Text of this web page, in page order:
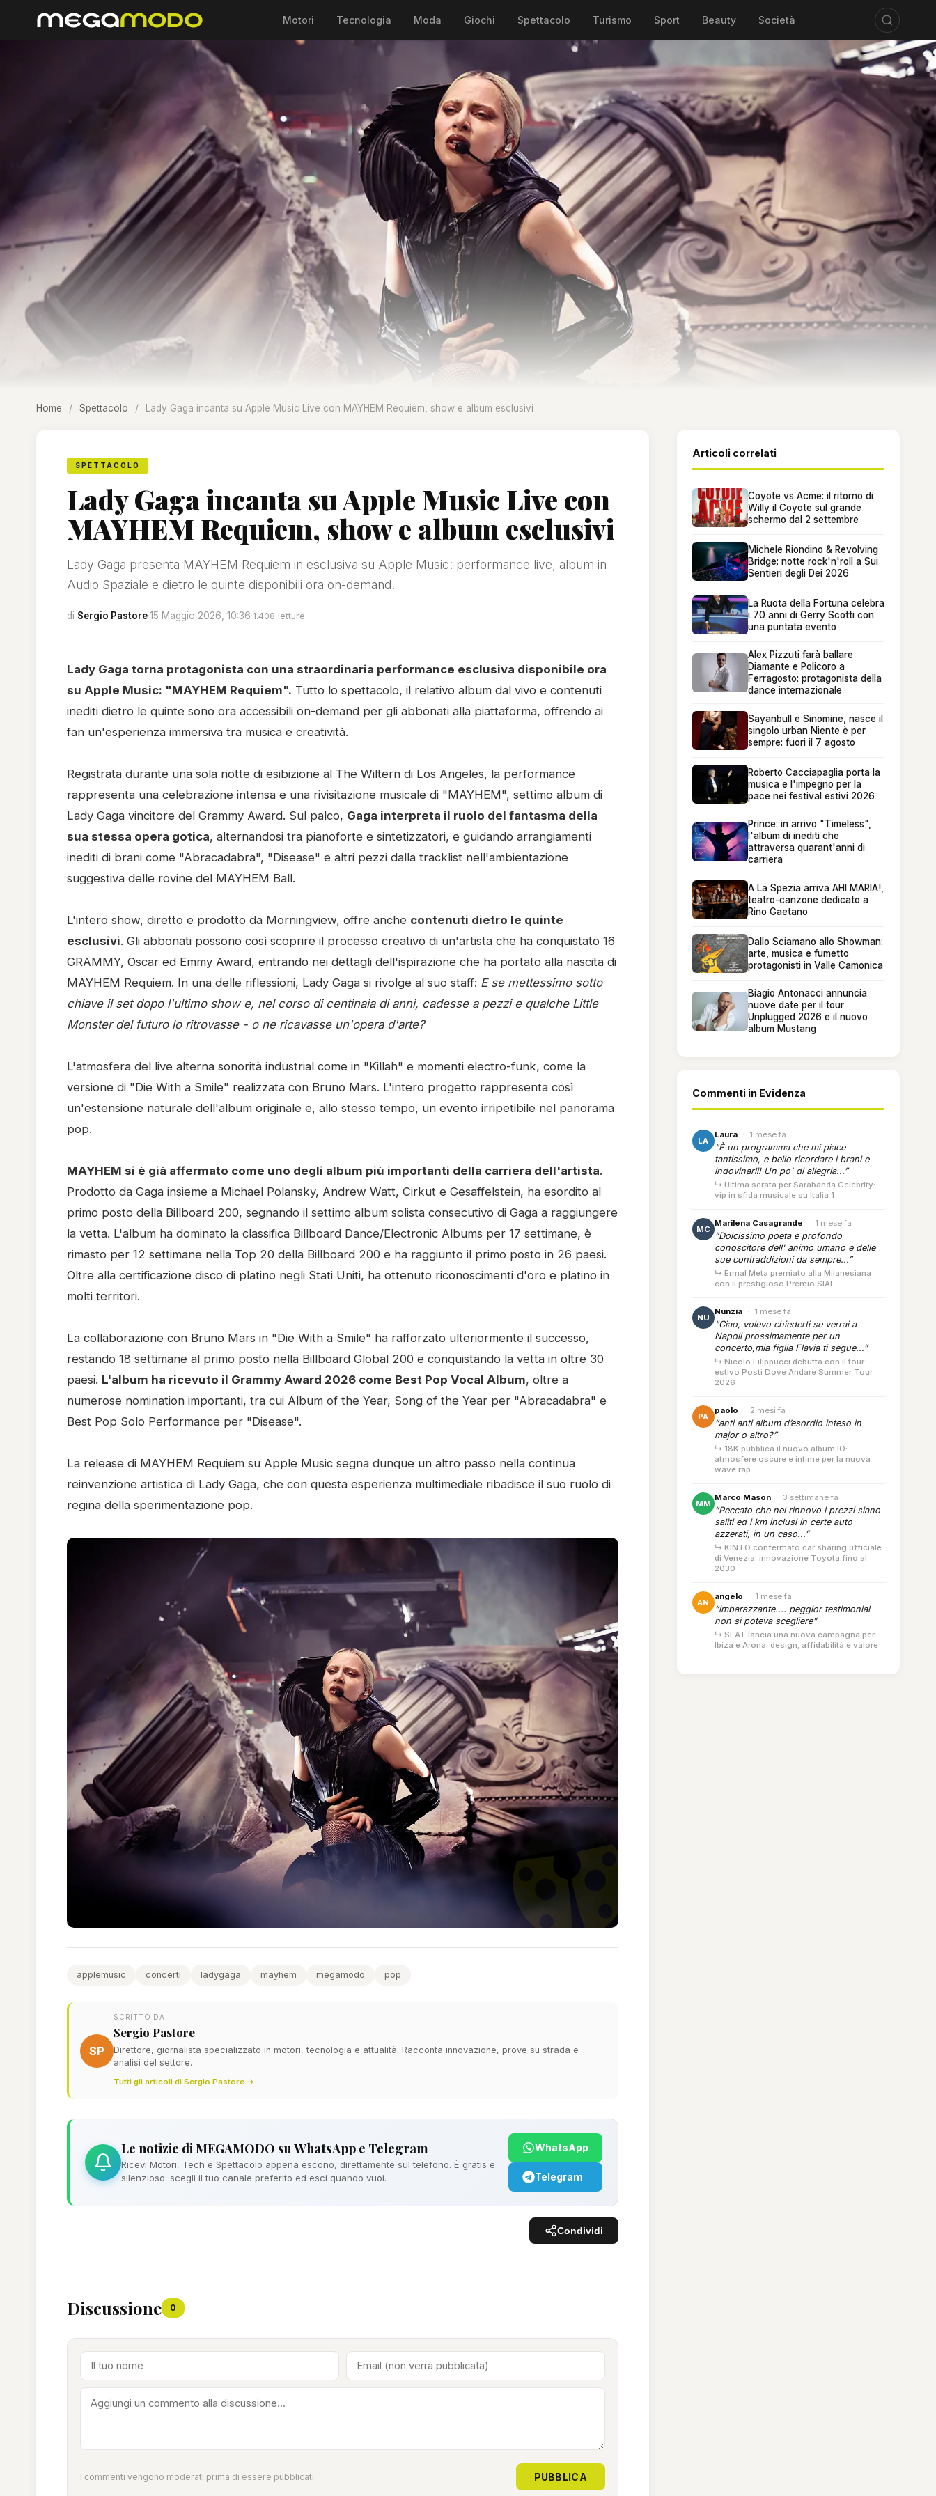
Motori Tecnologia Moda Giochi Spettacolo Turismo Sport Beauty Società
Home / Spettacolo / Lady Gaga incanta su Apple Music Live con MAYHEM Requiem, show e album esclusivi
SPETTACOLO
Lady Gaga incanta su Apple Music Live con
MAYHEM Requiem, show e album esclusivi
Lady Gaga presenta MAYHEM Requiem in esclusiva su Apple Music: performance live, album in
Audio Spaziale e dietro le quinte disponibili ora on-demand.
di Sergio Pastore·15 Maggio 2026, 10:36·1.408 letture
Lady Gaga torna protagonista con una straordinaria performance esclusiva disponibile ora
su Apple Music: "MAYHEM Requiem". Tutto lo spettacolo, il relativo album dal vivo e contenuti
inediti dietro le quinte sono ora accessibili on-demand per gli abbonati alla piattaforma, offrendo ai
fan un'esperienza immersiva tra musica e creatività.
Registrata durante una sola notte di esibizione al The Wiltern di Los Angeles, la performance
rappresenta una celebrazione intensa e una rivisitazione musicale di "MAYHEM", settimo album di
Lady Gaga vincitore del Grammy Award. Sul palco, Gaga interpreta il ruolo del fantasma della
sua stessa opera gotica, alternandosi tra pianoforte e sintetizzatori, e guidando arrangiamenti
inediti di brani come "Abracadabra", "Disease" e altri pezzi dalla tracklist nell'ambientazione
suggestiva delle rovine del MAYHEM Ball.
L'intero show, diretto e prodotto da Morningview, offre anche contenuti dietro le quinte
esclusivi. Gli abbonati possono così scoprire il processo creativo di un'artista che ha conquistato 16
GRAMMY, Oscar ed Emmy Award, entrando nei dettagli dell'ispirazione che ha portato alla nascita di
MAYHEM Requiem. In una delle riflessioni, Lady Gaga si rivolge al suo staff: E se mettessimo sotto
chiave il set dopo l'ultimo show e, nel corso di centinaia di anni, cadesse a pezzi e qualche Little
Monster del futuro lo ritrovasse - o ne ricavasse un'opera d'arte?
L'atmosfera del live alterna sonorità industrial come in "Killah" e momenti electro-funk, come la
versione di "Die With a Smile" realizzata con Bruno Mars. L'intero progetto rappresenta così
un'estensione naturale dell'album originale e, allo stesso tempo, un evento irripetibile nel panorama
pop.
MAYHEM si è già affermato come uno degli album più importanti della carriera dell'artista.
Prodotto da Gaga insieme a Michael Polansky, Andrew Watt, Cirkut e Gesaffelstein, ha esordito al
primo posto della Billboard 200, segnando il settimo album solista consecutivo di Gaga a raggiungere
la vetta. L'album ha dominato la classifica Billboard Dance/Electronic Albums per 17 settimane, è
rimasto per 12 settimane nella Top 20 della Billboard 200 e ha raggiunto il primo posto in 26 paesi.
Oltre alla certificazione disco di platino negli Stati Uniti, ha ottenuto riconoscimenti d'oro e platino in
molti territori.
La collaborazione con Bruno Mars in "Die With a Smile" ha rafforzato ulteriormente il successo,
restando 18 settimane al primo posto nella Billboard Global 200 e conquistando la vetta in oltre 30
paesi. L'album ha ricevuto il Grammy Award 2026 come Best Pop Vocal Album, oltre a
numerose nomination importanti, tra cui Album of the Year, Song of the Year per "Abracadabra" e
Best Pop Solo Performance per "Disease".
La release di MAYHEM Requiem su Apple Music segna dunque un altro passo nella continua
reinvenzione artistica di Lady Gaga, che con questa esperienza multimediale ribadisce il suo ruolo di
regina della sperimentazione pop.
applemusic concerti ladygaga mayhem megamodo pop
SP
SCRITTO DA
Sergio Pastore
Direttore, giornalista specializzato in motori, tecnologia e attualità. Racconta innovazione, prove su strada e
analisi del settore.
Tutti gli articoli di Sergio Pastore →
Le notizie di MEGAMODO su WhatsApp e Telegram
Ricevi Motori, Tech e Spettacolo appena escono, direttamente sul telefono. È gratis e
silenzioso: scegli il tuo canale preferito ed esci quando vuoi.
WhatsApp
Telegram
Condividi
Discussione 0
I commenti vengono moderati prima di essere pubblicati. PUBBLICA
Articoli correlati
Coyote vs Acme: il ritorno di
Willy il Coyote sul grande
schermo dal 2 settembre
Michele Riondino & Revolving
Bridge: notte rock'n'roll a Sui
Sentieri degli Dei 2026
La Ruota della Fortuna celebra
i 70 anni di Gerry Scotti con
una puntata evento
Alex Pizzuti farà ballare
Diamante e Policoro a
Ferragosto: protagonista della
dance internazionale
Sayanbull e Sinomine, nasce il
singolo urban Niente è per
sempre: fuori il 7 agosto
Roberto Cacciapaglia porta la
musica e l'impegno per la
pace nei festival estivi 2026
Prince: in arrivo "Timeless",
l'album di inediti che
attraversa quarant'anni di
carriera
A La Spezia arriva AHI MARIA!,
teatro-canzone dedicato a
Rino Gaetano
Dallo Sciamano allo Showman:
arte, musica e fumetto
protagonisti in Valle Camonica
Biagio Antonacci annuncia
nuove date per il tour
Unplugged 2026 e il nuovo
album Mustang
Commenti in Evidenza
LA
Laura · 1 mese fa
“È un programma che mi piace
tantissimo, e bello ricordare i brani e
indovinarli! Un po' di allegria...”
↳ Ultima serata per Sarabanda Celebrity:
vip in sfida musicale su Italia 1
MC
Marilena Casagrande · 1 mese fa
“Dolcissimo poeta e profondo
conoscitore dell' animo umano e delle
sue contraddizioni da sempre...”
↳ Ermal Meta premiato alla Milanesiana
con il prestigioso Premio SIAE
NU
Nunzia · 1 mese fa
“Ciao, volevo chiederti se verrai a
Napoli prossimamente per un
concerto,mia figlia Flavia ti segue...”
↳ Nicolò Filippucci debutta con il tour
estivo Posti Dove Andare Summer Tour
2026
PA
paolo · 2 mesi fa
“anti anti album d’esordio inteso in
major o altro?”
↳ 18K pubblica il nuovo album IO:
atmosfere oscure e intime per la nuova
wave rap
MM
Marco Mason · 3 settimane fa
“Peccato che nel rinnovo i prezzi siano
saliti ed i km inclusi in certe auto
azzerati, in un caso...”
↳ KINTO confermato car sharing ufficiale
di Venezia: innovazione Toyota fino al
2030
AN
angelo · 1 mese fa
“imbarazzante.... peggior testimonial
non si poteva scegliere”
↳ SEAT lancia una nuova campagna per
Ibiza e Arona: design, affidabilità e valore